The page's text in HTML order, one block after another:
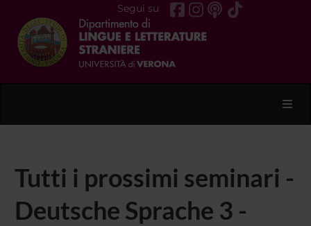
Segui su
Tutti i prossimi seminari -
Deutsche Sprache 3 -